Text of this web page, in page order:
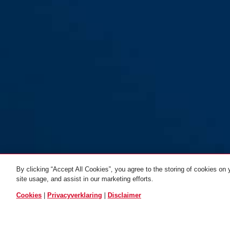
By clicking “Accept All Cookies”, you agree to the storing of cookies
site usage, and assist in our marketing efforts.
Cookies Privacyverklaring Disclaimer